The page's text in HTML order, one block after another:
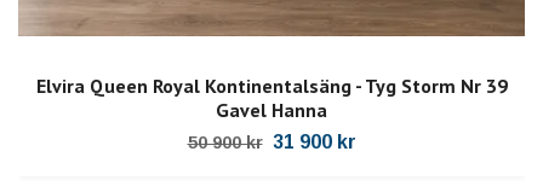
Elvira Queen Royal Kontinentalsäng - Tyg Storm Nr 39
Gavel Hanna
50 900 kr 31 900 kr